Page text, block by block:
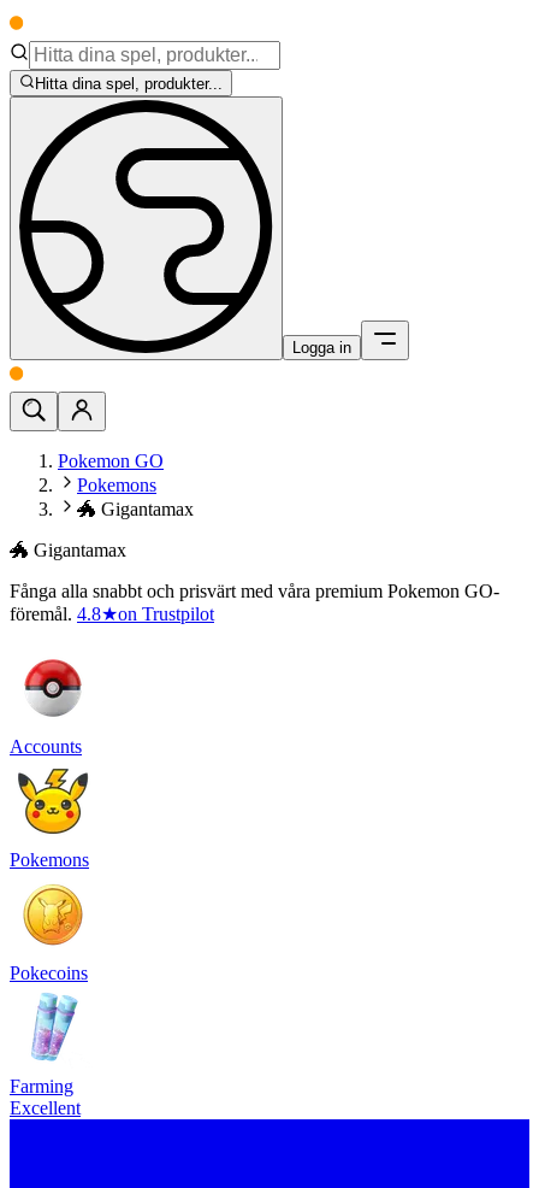
Hitta dina spel, produkter...
Logga in
Pokemon GO
Pokemons
🐲 Gigantamax
🐲 Gigantamax
Fånga alla snabbt och prisvärt med våra premium Pokemon GO-
föremål. 4.8★on Trustpilot
Accounts
Pokemons
Pokecoins
Farming
Excellent